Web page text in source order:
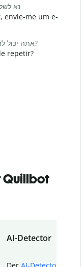
נא
envie-me um e-
אתה יכול לחזור על זה?
repetir?
Quillbot
AI-Detector